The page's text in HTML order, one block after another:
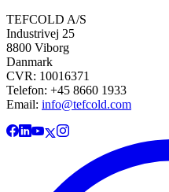
TEFCOLD A/S
Industrivej 25
8800 Viborg
Danmark
CVR: 10016371
Telefon: +45 8660 1933
Email: info@tefcold.com